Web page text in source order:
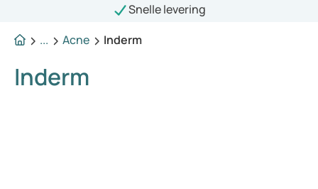
Snelle levering
...
Acne Inderm
Inderm